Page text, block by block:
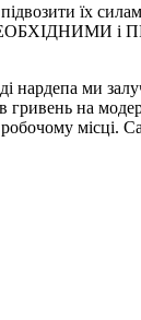
їх
нардепа ми
на
місці.